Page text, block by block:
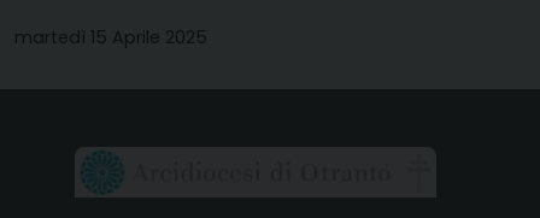
martedì 15 Aprile 2025